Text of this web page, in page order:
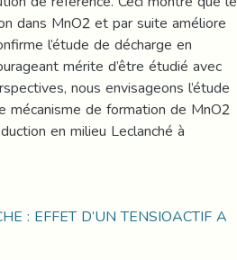
dans MnO2 et par suite améliore
l’étude de décharge en
mérite d’être étudié avec
nous envisageons l’étude
mécanisme de formation de MnO2
en milieu Leclanché à
: EFFET D’UN TENSIOACTIF A